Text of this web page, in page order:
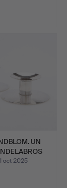
UN
oct 2025